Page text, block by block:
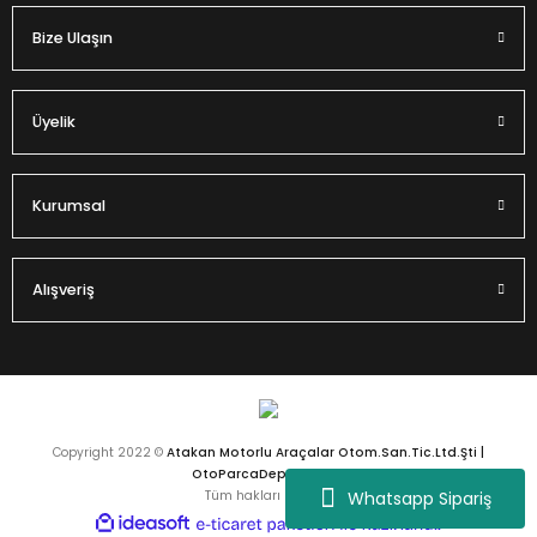
Whatsapp Sipariş
Gönder
Bize Ulaşın
Üyelik
Kurumsal
Alışveriş
Copyright 2022 © Atakan Motorlu Araçalar Otom.San.Tic.Ltd.Şti |
OtoParcaDeposu.com
Tüm hakları saklıdır.
ideasoft